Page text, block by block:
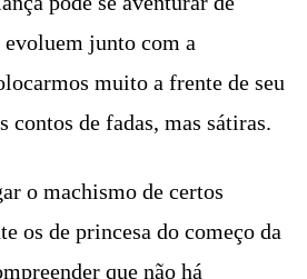
junto com a
muito a frente de seu
contos de fadas, mas sátiras.
o machismo de certos
os de princesa do começo da
que não há